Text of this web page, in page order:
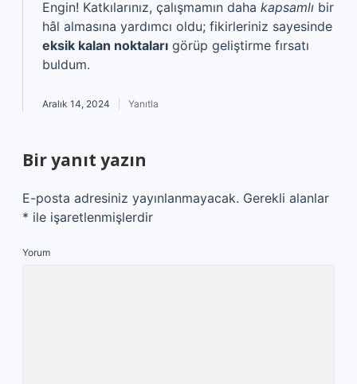
Engin! Katkılarınız, çalışmamın daha kapsamlı bir
hâl almasına yardımcı oldu; fikirleriniz sayesinde
eksik kalan noktaları görüp geliştirme fırsatı
buldum.
Aralık 14, 2024 Yanıtla
Bir yanıt yazın
E-posta adresiniz yayınlanmayacak. Gerekli alanlar
* ile işaretlenmişlerdir
Yorum